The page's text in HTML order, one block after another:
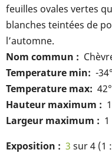
feuilles ovales vertes
blanches teintées de
l’automne.
Nom commun
Temperature min
-
Temperature max
Hauteur maximum
Largeur maximum
Exposition
3 sur 4 (1